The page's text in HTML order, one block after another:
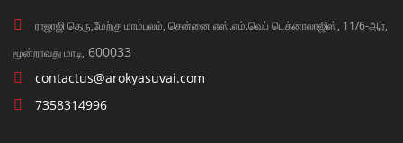
ராஜாஜி தெரு,மேற்கு மாம்பலம், சென்னை எஸ்.எம்.வெப் டெக்னாலாஜிஸ், 11/6-ஆர்,
மூன்றாவது மாடி, 600033
contactus@arokyasuvai.com
7358314996